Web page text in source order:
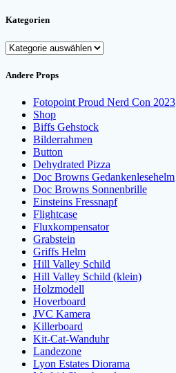
Kategorien
Kategorien
Andere Props
Fotopoint Proud Nerd Con 2023
Shop
Biffs Gehstock
Bilderrahmen
Button
Dehydrated Pizza
Doc Browns Gedankenlesehelm
Doc Browns Sonnenbrille
Einsteins Fressnapf
Flightcase
Fluxkompensator
Grabstein
Griffs Helm
Hill Valley Schild
Hill Valley Schild (klein)
Holzmodell
Hoverboard
JVC Kamera
Killerboard
Kit-Cat-Wanduhr
Landezone
Lyon Estates Diorama